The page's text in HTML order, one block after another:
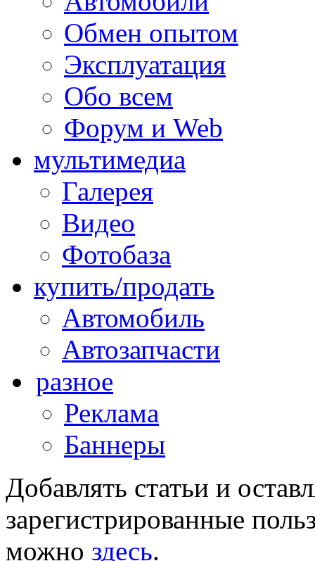
Обмен опытом
Эксплуатация
Обо всем
Форум и Web
мультимедиа
Галерея
Видео
Фотобаза
купить/продать
Автомобиль
Автозапчасти
разное
Реклама
Баннеры
Добавлять статьи и
зарегистрированные
можно здесь.